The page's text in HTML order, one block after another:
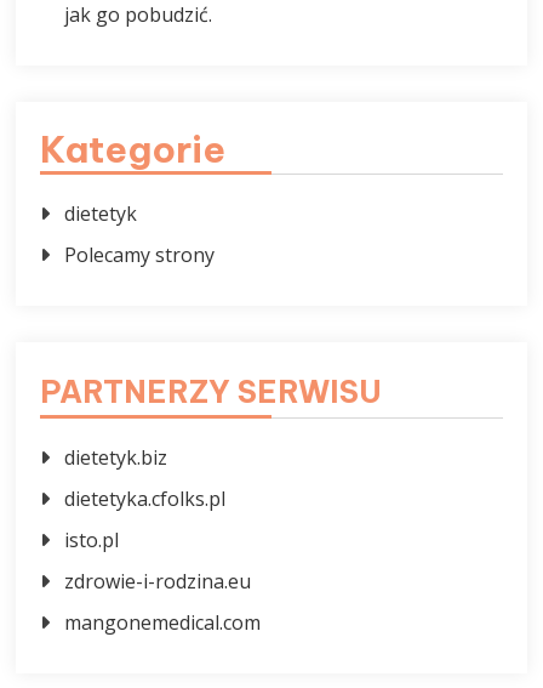
jak go pobudzić.
Kategorie
dietetyk
Polecamy strony
PARTNERZY SERWISU
dietetyk.biz
dietetyka.cfolks.pl
isto.pl
zdrowie-i-rodzina.eu
mangonemedical.com